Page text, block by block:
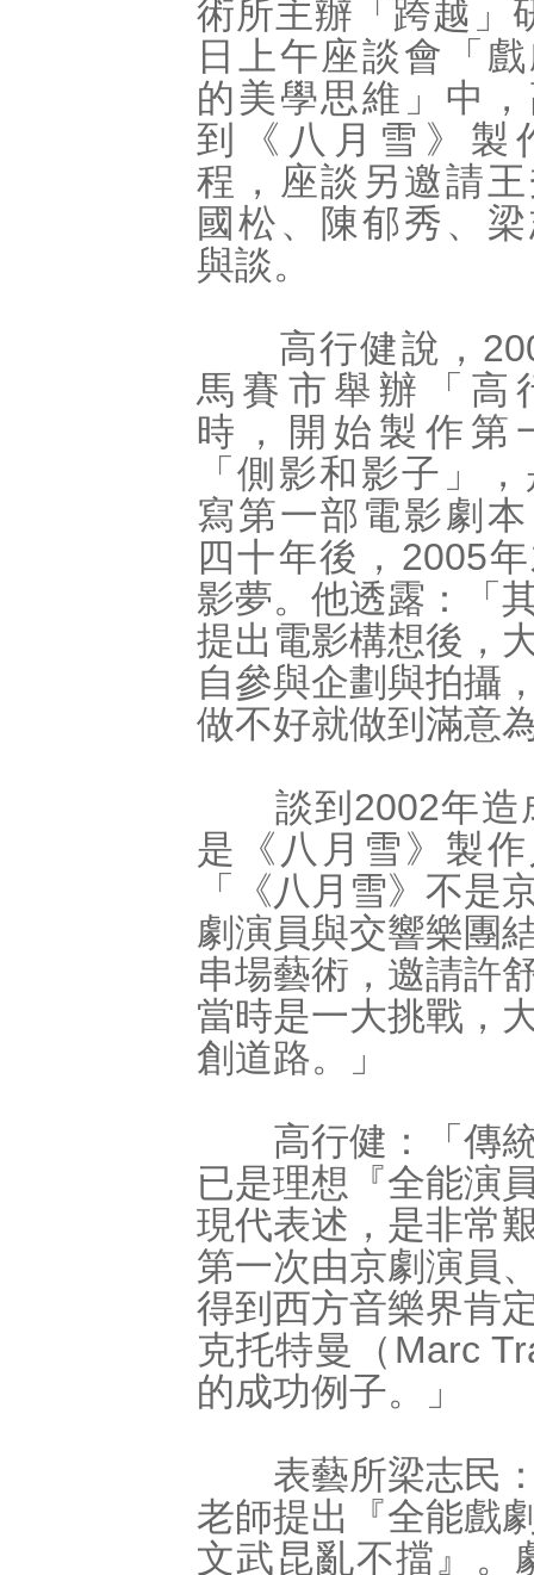
術所主辦「跨越」
日上午座談會「
的美學思維」中
到《八月雪》製
程，座談另邀請
國松、陳郁秀、
與談。
高行健說，
馬賽市舉辦「高
時，開始製作第
「側影和影子」
寫第一部電影劇
四十年後，2005
影夢。他透露：「
提出電影構想後，
自參與企劃與拍攝
做不好就做到滿意
談到2002年造
是《八月雪》製
「《八月雪》不是
劇演員與交響樂團
串場藝術，邀請許
當時是一大挑戰，
創道路。」
高行健：「傳統
已是理想『全能演
現代表述，是非常
第一次由京劇演員
得到西方音樂界肯
克托特曼（Marc
的成功例子。」
表藝所梁志民：
老師提出『全能戲
文武昆亂不擋』。